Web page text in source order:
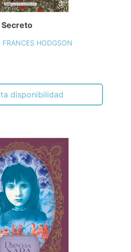
Secreto
FRANCES HODGSON
disponibilidad